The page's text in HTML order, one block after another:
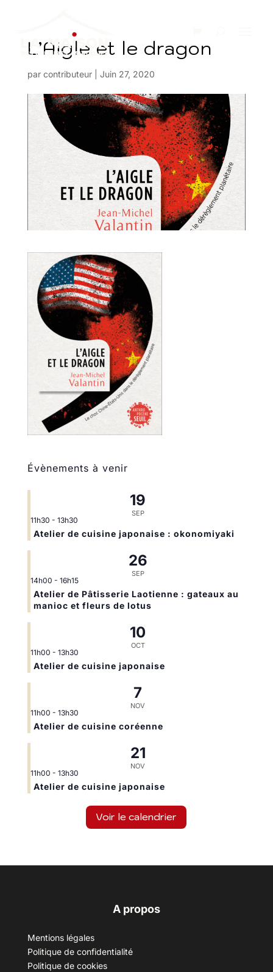
L’Aigle et le dragon
par contributeur| Juin 27, 2020
Évènements à venir
19
SEP
11h30 - 13h30
Atelier de cuisine japonaise : okonomiyaki
26
SEP
14h00 - 16h15
Atelier de Pâtisserie Laotienne : gateaux au
manioc et fleurs de lotus
10
OCT
11h00 - 13h30
Atelier de cuisine japonaise
7
NOV
11h00 - 13h30
Atelier de cuisine coréenne
21
NOV
11h00 - 13h30
Atelier de cuisine japonaise
Voir le calendrier
A propos
Mentions légales
Politique de confidentialité
Politique de cookies